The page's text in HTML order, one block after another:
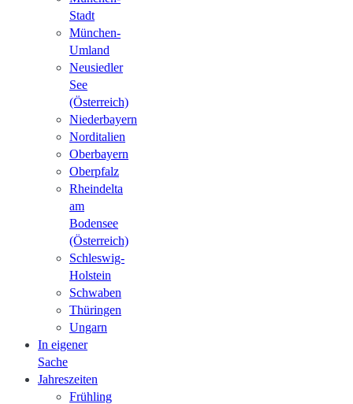
Stadt
München-
Umland
Neusiedler
See
(Österreich)
Niederbayern
Norditalien
Oberbayern
Oberpfalz
Rheindelta
am
Bodensee
(Österreich)
Schleswig-
Holstein
Schwaben
Thüringen
Ungarn
In eigener
Sache
Jahreszeiten
Frühling